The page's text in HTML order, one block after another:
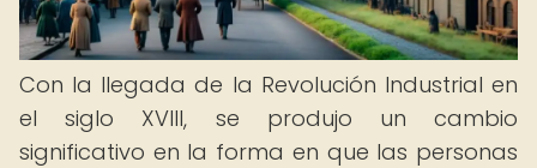
Con la llegada de la Revolución Industrial en
el siglo XVIII, se produjo un cambio
significativo en la forma en que las personas